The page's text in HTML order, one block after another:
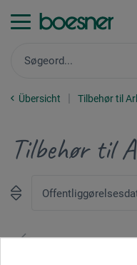
Übersicht Tilbehør til
Tilbehør til